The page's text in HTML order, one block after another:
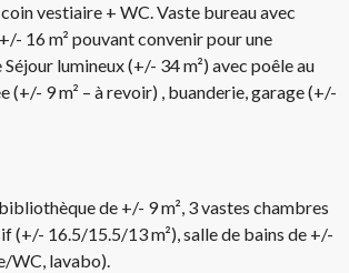
vestiaire + WC. Vaste bureau avec
16 m² pouvant convenir pour une
lumineux (+/- 34 m²) avec poêle au
(+/- 9 m² – à revoir) , buanderie, garage (+/-
de +/- 9 m², 3 vastes chambres
(+/- 16.5/15.5/13 m²), salle de bains de +/-
WC, lavabo).